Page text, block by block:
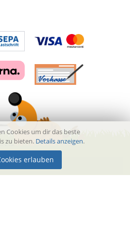
Cookies um dir das beste
zu bieten. Details anzeigen.
erlauben